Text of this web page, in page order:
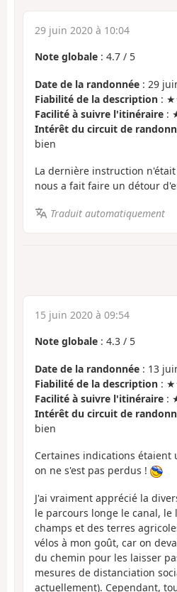
29 juin 2020 à 10:04
Note globale : 4.7 / 5
Date de la randonnée : 29
Fiabilité de la description :
Facilité à suivre l'itinéraire :
Intérêt du circuit de
bien
La dernière instruction
nous a fait faire un détour
Traduit automatiquement
15 juin 2020 à 09:54
Note globale : 4.3 / 5
Date de la randonnée : 13
Fiabilité de la description :
Facilité à suivre l'itinéraire :
Intérêt du circuit de
bien
Certaines indications étaient
on ne s'est pas perdus !
J'ai vraiment apprécié la
le parcours longe le canal, le
champs et des terres
vélos à mon goût, car on
du chemin pour les laisser
mesures de distanciation
actuellement). Cependant,